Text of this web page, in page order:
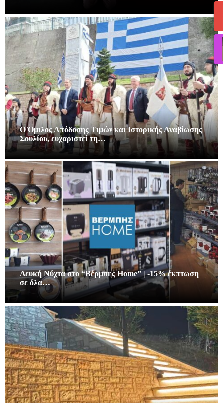
Ο Όμιλος Απόδοσης Τιμών και Ιστορικής Αναβίωσης
Σουλίου, ευχαριστεί τη…
Λευκή Νύχτα στο “Βέρμπης Home” | -15% έκπτωση
σε όλα…